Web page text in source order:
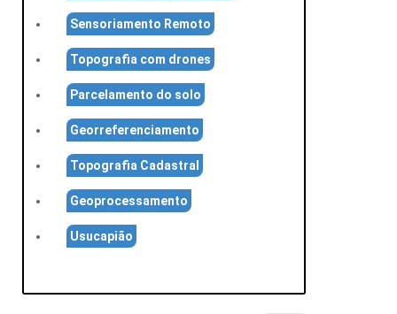
Sensoriamento Remoto
Topografia com drones
Parcelamento do solo
Georreferenciamento
Topografia Cadastral
Geoprocessamento
Usucapião